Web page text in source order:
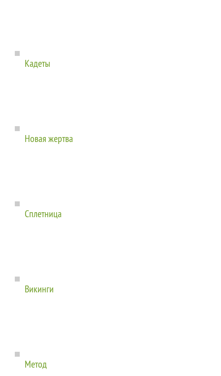
Кадеты
Новая жертва
Сплетница
Викинги
Метод